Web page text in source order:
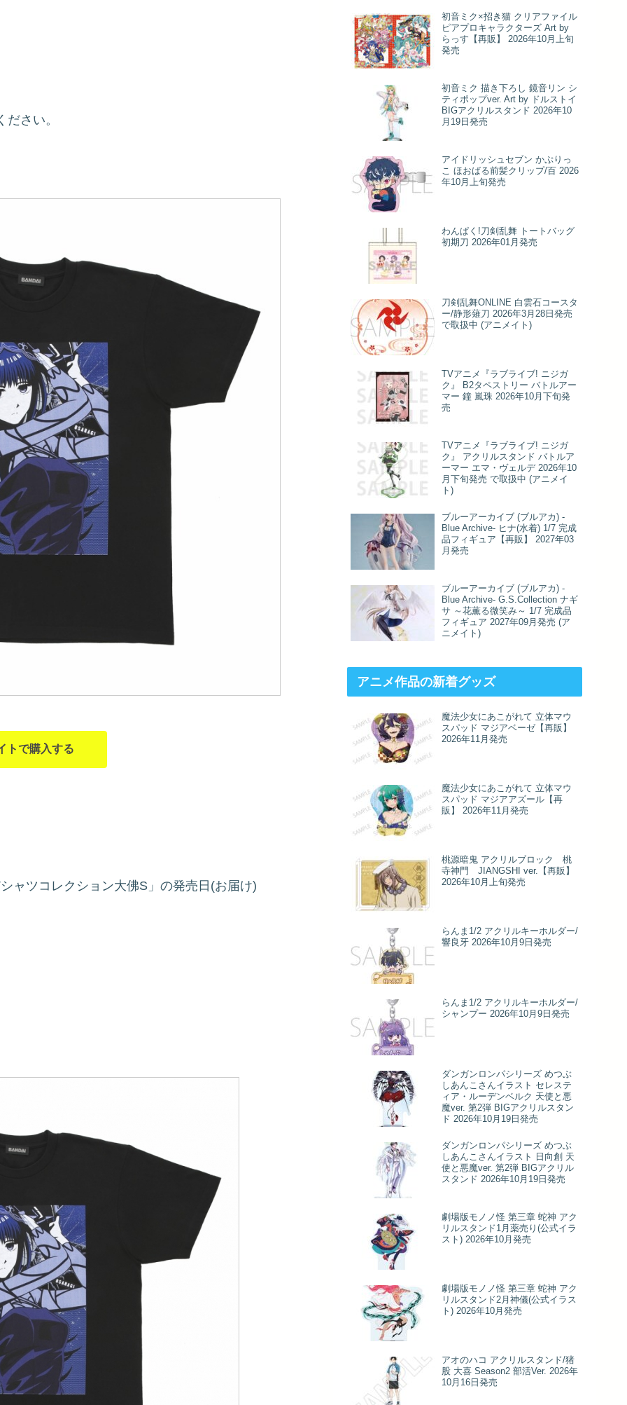
さい。
トで購入する
ャツコレクション大佛S」の発売日(お届け)
初音ミク×招き猫 クリアファイル
ピアプロキャラクターズ Art by
らっす【再販】 2026年10月上旬
発売
初音ミク 描き下ろし 鏡音リン シ
ティポップver. Art by ドルストイ
BIGアクリルスタンド 2026年10
月19日発売
アイドリッシュセブン かぷりっ
こ ほおばる前髪クリップ/百 2026
年10月上旬発売
わんぱく!刀剣乱舞 トートバッグ
初期刀 2026年01月発売
刀剣乱舞ONLINE 白雲石コースタ
ー/静形薙刀 2026年3月28日発売
で取扱中 (アニメイト)
TVアニメ『ラブライブ! ニジガ
ク』 B2タペストリー バトルアー
マー 鐘 嵐珠 2026年10月下旬発
売
TVアニメ『ラブライブ! ニジガ
ク』 アクリルスタンド バトルア
ーマー エマ・ヴェルデ 2026年10
月下旬発売 で取扱中 (アニメイ
ト)
ブルーアーカイブ (ブルアカ) -
Blue Archive- ヒナ(水着) 1/7 完成
品フィギュア【再販】 2027年03
月発売
ブルーアーカイブ (ブルアカ) -
Blue Archive- G.S.Collection ナギ
サ ～花薫る微笑み～ 1/7 完成品
フィギュア 2027年09月発売 (ア
ニメイト)
アニメ作品の新着グッズ
魔法少女にあこがれて 立体マウ
スパッド マジアベーゼ【再販】
2026年11月発売
魔法少女にあこがれて 立体マウ
スパッド マジアアズール【再
販】 2026年11月発売
桃源暗鬼 アクリルブロック 桃
寺神門 JIANGSHI ver.【再販】
2026年10月上旬発売
らんま1/2 アクリルキーホルダー/
響良牙 2026年10月9日発売
らんま1/2 アクリルキーホルダー/
シャンプー 2026年10月9日発売
ダンガンロンパシリーズ めつぶ
しあんこさんイラスト セレステ
ィア・ルーデンベルク 天使と悪
魔ver. 第2弾 BIGアクリルスタン
ド 2026年10月19日発売
ダンガンロンパシリーズ めつぶ
しあんこさんイラスト 日向創 天
使と悪魔ver. 第2弾 BIGアクリル
スタンド 2026年10月19日発売
劇場版モノノ怪 第三章 蛇神 アク
リルスタンド1月薬売り(公式イラ
スト) 2026年10月発売
劇場版モノノ怪 第三章 蛇神 アク
リルスタンド2月神儀(公式イラス
ト) 2026年10月発売
アオのハコ アクリルスタンド/猪
股 大喜 Season2 部活Ver. 2026年
10月16日発売